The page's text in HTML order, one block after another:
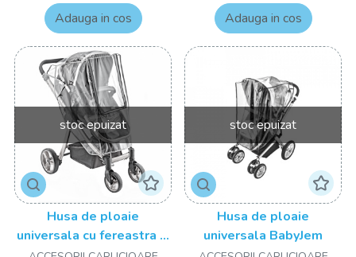
Adauga in cos
Adauga in cos
stoc epuizat
Husa de ploaie
universala cu fereastra si
stoc epuizat
Husa de ploaie
universala BabyJem